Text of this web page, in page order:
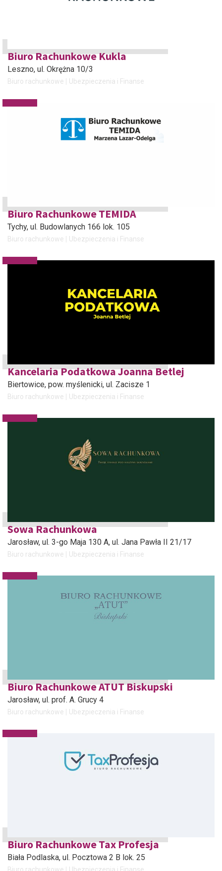
Biuro Rachunkowe Kukla
Leszno, ul. Okrężna 10/3
Biuro rachunkowe Ubezpieczenia i Finanse
Biuro Rachunkowe TEMIDA
Tychy, ul. Budowlanych 166 lok. 105
Biuro rachunkowe Ubezpieczenia i Finanse
Kancelaria Podatkowa Joanna Betlej
Biertowice, pow. myślenicki, ul. Zacisze 1
Biuro rachunkowe Ubezpieczenia i Finanse
Sowa Rachunkowa
Jarosław, ul. 3-go Maja 130 A, ul. Jana Pawła II 21/17
Biuro rachunkowe Ubezpieczenia i Finanse
Biuro Rachunkowe ATUT Biskupski
Jarosław, ul. prof. A. Grucy 4
Biuro rachunkowe Ubezpieczenia i Finanse
Biuro Rachunkowe Tax Profesja
Biała Podlaska, ul. Pocztowa 2 B lok. 25